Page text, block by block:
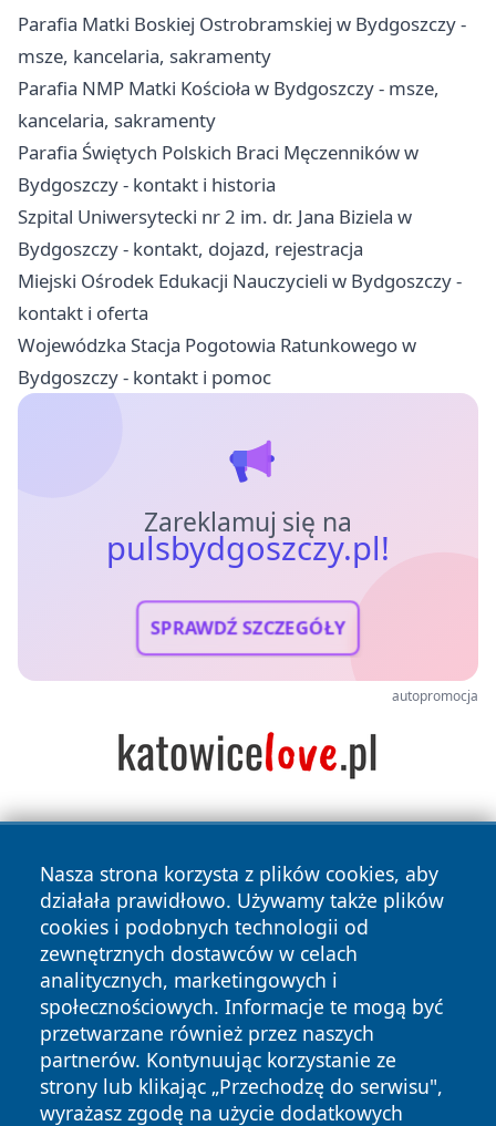
Parafia Matki Boskiej Ostrobramskiej w Bydgoszczy -
msze, kancelaria, sakramenty
Parafia NMP Matki Kościoła w Bydgoszczy - msze,
kancelaria, sakramenty
Parafia Świętych Polskich Braci Męczenników w
Bydgoszczy - kontakt i historia
Szpital Uniwersytecki nr 2 im. dr. Jana Biziela w
Bydgoszczy - kontakt, dojazd, rejestracja
Miejski Ośrodek Edukacji Nauczycieli w Bydgoszczy -
kontakt i oferta
Wojewódzka Stacja Pogotowia Ratunkowego w
Bydgoszczy - kontakt i pomoc
Zareklamuj się na
pulsbydgoszczy.pl!
SPRAWDŹ SZCZEGÓŁY
autopromocja
Nasza strona korzysta z plików cookies, aby
działała prawidłowo. Używamy także plików
cookies i podobnych technologii od
zewnętrznych dostawców w celach
analitycznych, marketingowych i
społecznościowych. Informacje te mogą być
przetwarzane również przez naszych
partnerów. Kontynuując korzystanie ze
strony lub klikając „Przechodzę do serwisu",
wyrażasz zgodę na użycie dodatkowych
Copyright © 2026 pulsbydgoszczy.pl Wszystkie prawa
zastrzeżone.
News Autorzy
Polityka
Prywatności
Polityka
Cookies